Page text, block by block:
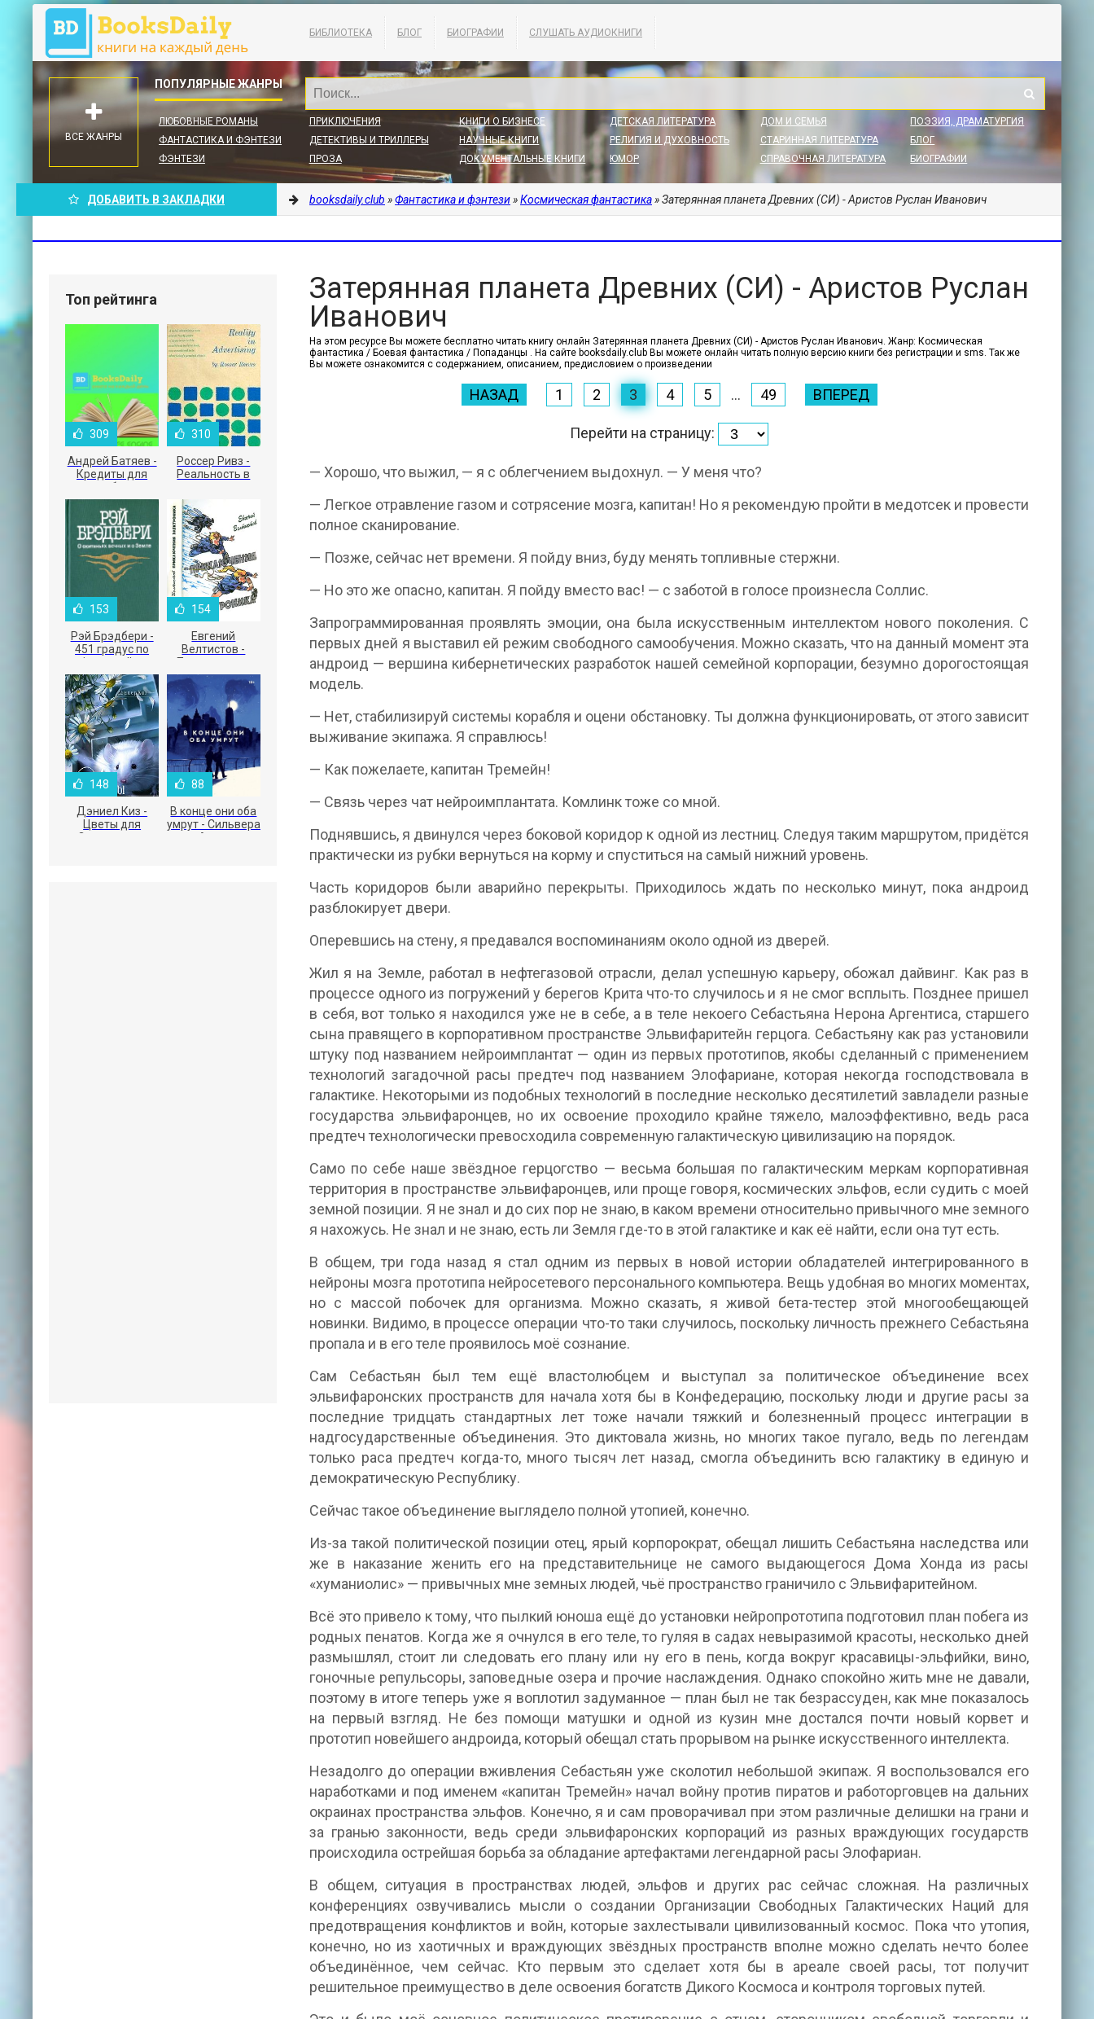
БИБЛИОТЕКА БЛОГ БИОГРАФИИ СЛУШАТЬ АУДИОКНИГИ
ЛЮБОВНЫЕ РОМАНЫ
ФАНТАСТИКА И ФЭНТЕЗИ
ФЭНТЕЗИ
ПРИКЛЮЧЕНИЯ
ДЕТЕКТИВЫ И ТРИЛЛЕРЫ
ПРОЗА
КНИГИ О БИЗНЕСЕ
НАУЧНЫЕ КНИГИ
ДОКУМЕНТАЛЬНЫЕ КНИГИ
ДЕТСКАЯ ЛИТЕРАТУРА
РЕЛИГИЯ И ДУХОВНОСТЬ
ЮМОР
ДОМ И СЕМЬЯ
СТАРИННАЯ ЛИТЕРАТУРА
СПРАВОЧНАЯ ЛИТЕРАТУРА
ПОЭЗИЯ, ДРАМАТУРГИЯ
БЛОГ
БИОГРАФИИ
ВСЕ ЖАНРЫ
ДОБАВИТЬ В ЗАКЛАДКИ booksdaily.club »Фантастика и фэнтези»Космическая фантастика» Затерянная планета Древних (СИ) - Аристов Руслан Иванович
Затерянная планета Древних (СИ) - Аристов Руслан
Иванович
На этом ресурсе Вы можете бесплатно читать книгу онлайн Затерянная планета Древних (СИ) - Аристов Руслан Иванович. Жанр: Космическая
фантастика / Боевая фантастика / Попаданцы . На сайте booksdaily.club Вы можете онлайн читать полную версию книги без регистрации и sms. Так же
Вы можете ознакомится с содержанием, описанием, предисловием о произведении
НАЗАД 1 2 3 4 5 ... 49 ВПЕРЕД
Перейти на страницу:
— Хорошо, что выжил, — я с облегчением выдохнул. — У меня что?
— Легкое отравление газом и сотрясение мозга, капитан! Но я рекомендую пройти в медотсек и провести
полное сканирование.
— Позже, сейчас нет времени. Я пойду вниз, буду менять топливные стержни.
— Но это же опасно, капитан. Я пойду вместо вас! — с заботой в голосе произнесла Соллис.
Запрограммированная проявлять эмоции, она была искусственным интеллектом нового поколения. С
первых дней я выставил ей режим свободного самообучения. Можно сказать, что на данный момент эта
андроид — вершина кибернетических разработок нашей семейной корпорации, безумно дорогостоящая
модель.
— Нет, стабилизируй системы корабля и оцени обстановку. Ты должна функционировать, от этого зависит
выживание экипажа. Я справлюсь!
— Как пожелаете, капитан Тремейн!
— Связь через чат нейроимплантата. Комлинк тоже со мной.
Поднявшись, я двинулся через боковой коридор к одной из лестниц. Следуя таким маршрутом, придётся
практически из рубки вернуться на корму и спуститься на самый нижний уровень.
Часть коридоров были аварийно перекрыты. Приходилось ждать по несколько минут, пока андроид
разблокирует двери.
Оперевшись на стену, я предавался воспоминаниям около одной из дверей.
Жил я на Земле, работал в нефтегазовой отрасли, делал успешную карьеру, обожал дайвинг. Как раз в
процессе одного из погружений у берегов Крита что-то случилось и я не смог всплыть. Позднее пришел
в себя, вот только я находился уже не в себе, а в теле некоего Себастьяна Нерона Аргентиса, старшего
сына правящего в корпоративном пространстве Эльвифаритейн герцога. Себастьяну как раз установили
штуку под названием нейроимплантат — один из первых прототипов, якобы сделанный с применением
технологий загадочной расы предтеч под названием Элофариане, которая некогда господствовала в
галактике. Некоторыми из подобных технологий в последние несколько десятилетий завладели разные
государства эльвифаронцев, но их освоение проходило крайне тяжело, малоэффективно, ведь раса
предтеч технологически превосходила современную галактическую цивилизацию на порядок.
Само по себе наше звёздное герцогство — весьма большая по галактическим меркам корпоративная
территория в пространстве эльвифаронцев, или проще говоря, космических эльфов, если судить с моей
земной позиции. Я не знал и до сих пор не знаю, в каком времени относительно привычного мне земного
я нахожусь. Не знал и не знаю, есть ли Земля где-то в этой галактике и как её найти, если она тут есть.
В общем, три года назад я стал одним из первых в новой истории обладателей интегрированного в
нейроны мозга прототипа нейросетевого персонального компьютера. Вещь удобная во многих моментах,
но с массой побочек для организма. Можно сказать, я живой бета-тестер этой многообещающей
новинки. Видимо, в процессе операции что-то таки случилось, поскольку личность прежнего Себастьяна
пропала и в его теле проявилось моё сознание.
Сам Себастьян был тем ещё властолюбцем и выступал за политическое объединение всех
эльвифаронских пространств для начала хотя бы в Конфедерацию, поскольку люди и другие расы за
последние тридцать стандартных лет тоже начали тяжкий и болезненный процесс интеграции в
надгосударственные объединения. Это диктовала жизнь, но многих такое пугало, ведь по легендам
только раса предтеч когда-то, много тысяч лет назад, смогла объединить всю галактику в единую и
демократическую Республику.
Сейчас такое объединение выглядело полной утопией, конечно.
Из-за такой политической позиции отец, ярый корпорократ, обещал лишить Себастьяна наследства или
же в наказание женить его на представительнице не самого выдающегося Дома Хонда из расы
«хуманиолис» — привычных мне земных людей, чьё пространство граничило с Эльвифаритейном.
Всё это привело к тому, что пылкий юноша ещё до установки нейропрототипа подготовил план побега из
родных пенатов. Когда же я очнулся в его теле, то гуляя в садах невыразимой красоты, несколько дней
размышлял, стоит ли следовать его плану или ну его в пень, когда вокруг красавицы-эльфийки, вино,
гоночные репульсоры, заповедные озера и прочие наслаждения. Однако спокойно жить мне не давали,
поэтому в итоге теперь уже я воплотил задуманное — план был не так безрассуден, как мне показалось
на первый взгляд. Не без помощи матушки и одной из кузин мне достался почти новый корвет и
прототип новейшего андроида, который обещал стать прорывом на рынке искусственного интеллекта.
Незадолго до операции вживления Себастьян уже сколотил небольшой экипаж. Я воспользовался его
наработками и под именем «капитан Тремейн» начал войну против пиратов и работорговцев на дальних
окраинах пространства эльфов. Конечно, я и сам проворачивал при этом различные делишки на грани и
за гранью законности, ведь среди эльвифаронских корпораций из разных враждующих государств
происходила острейшая борьба за обладание артефактами легендарной расы Элофариан.
В общем, ситуация в пространствах людей, эльфов и других рас сейчас сложная. На различных
конференциях озвучивались мысли о создании Организации Свободных Галактических Наций для
предотвращения конфликтов и войн, которые захлестывали цивилизованный космос. Пока что утопия,
конечно, но из хаотичных и враждующих звёздных пространств вполне можно сделать нечто более
объединённое, чем сейчас. Кто первым это сделает хотя бы в ареале своей расы, тот получит
решительное преимущество в деле освоения богатств Дикого Космоса и контроля торговых путей.
Топ рейтинга
309
Андрей Батяев -
Кредиты для
малого бизнеса
310
Россер Ривз -
Реальность в
153
Рэй Брэдбери -
451 градус по
Фаренгейту
154
Евгений
Велтистов -
Приключения
Электроника
148
Дэниел Киз -
Цветы для
Элджернона
88
В конце они оба
умрут - Сильвера
Адам